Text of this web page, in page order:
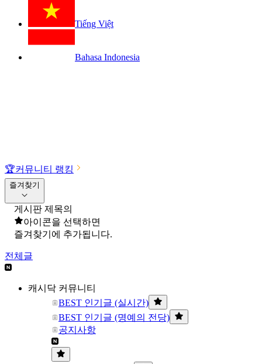
Tiếng Việt
Bahasa Indonesia
🏆커뮤니티 랭킹
즐겨찾기
게시판 제목의
아이콘을 선택하면
즐겨찾기에 추가됩니다.
전체글
캐시닥 커뮤니티
BEST 인기글 (실시간)
BEST 인기글 (명예의 전당)
공지사항